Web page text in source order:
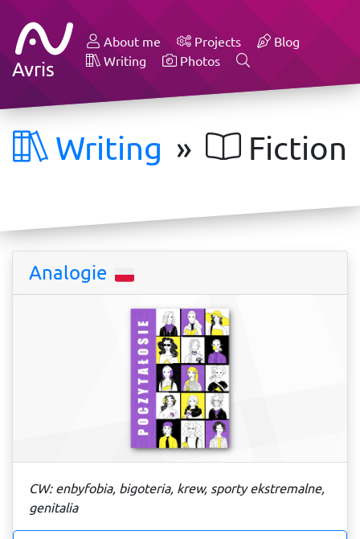
Avris
About me Projects
Blog
Writing
Photos
Writing » Fiction
Analogie
CW: enbyfobia, bigoteria, krew, sporty ekstremalne,
genitalia